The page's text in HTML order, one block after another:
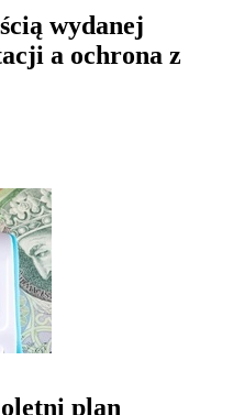
wydanej
a ochrona z
plan